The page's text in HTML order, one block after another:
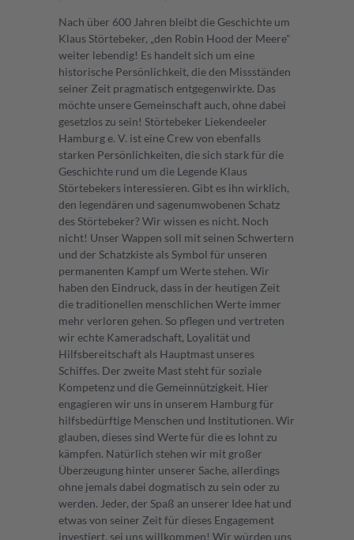
Nach über 600 Jahren bleibt die Geschichte um
Klaus Störtebeker, „den Robin Hood der Meere"
weiter lebendig! Es handelt sich um eine
historische Persönlichkeit, die den Missständen
seiner Zeit pragmatisch entgegenwirkte. Das
möchte unsere Gemeinschaft auch, ohne dabei
gesetzlos zu sein! Störtebeker Liekendeeler
Hamburg e. V. ist eine Crew von ebenfalls
starken Persönlichkeiten, die sich stark für die
Geschichte rund um die Legende Klaus
Störtebekers interessieren. Gibt es ihn wirklich,
den legendären und sagenumwobenen Schatz
des Störtebeker? Wir wissen es nicht. Noch
nicht! Unser Wappen soll mit seinen Schwertern
und der Schatzkiste als Symbol für unseren
permanenten Kampf um Werte stehen. Wir
haben den Eindruck, dass in der heutigen Zeit
die traditionellen menschlichen Werte immer
mehr verloren gehen. So pflegen und vertreten
wir echte Kameradschaft, Loyalität und
Hilfsbereitschaft als Hauptmast unseres
Schiffes. Der zweite Mast steht für soziale
Kompetenz und die Gemeinnützigkeit. Hier
engagieren wir uns in unserem Hamburg für
hilfsbedürftige Menschen und Institutionen. Wir
glauben, dieses sind Werte für die es lohnt zu
kämpfen. Natürlich stehen wir mit großer
Überzeugung hinter unserer Sache, allerdings
ohne jemals dabei dogmatisch zu sein oder zu
werden. Jeder, der Spaß an unserer Idee hat und
etwas von seiner Zeit für dieses Engagement
investiert, sei uns willkommen! Wir würden uns